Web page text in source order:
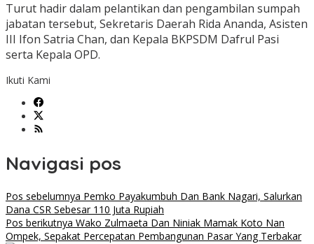
Turut hadir dalam pelantikan dan pengambilan sumpah
jabatan tersebut, Sekretaris Daerah Rida Ananda, Asisten
III Ifon Satria Chan, dan Kepala BKPSDM Dafrul Pasi
serta Kepala OPD.
Ikuti Kami
Navigasi pos
Pos sebelumnya Pemko Payakumbuh Dan Bank Nagari, Salurkan
Dana CSR Sebesar 110 Juta Rupiah
Pos berikutnya Wako Zulmaeta Dan Niniak Mamak Koto Nan
Ompek, Sepakat Percepatan Pembangunan Pasar Yang Terbakar